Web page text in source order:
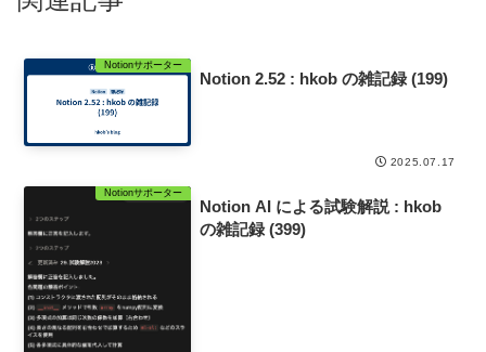
Notionサポーター
Notion 2.52 : hkob の雑記録 (199)
2025.07.17
Notionサポーター
Notion AI による試験解説 : hkob
の雑記録 (399)